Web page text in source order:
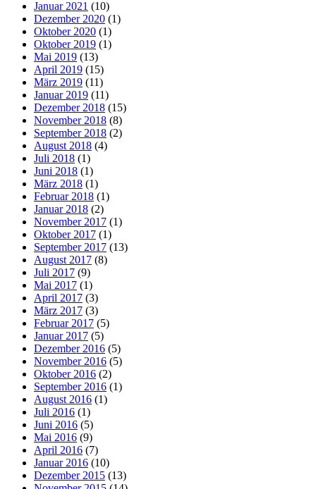
Januar 2021 (10)
Dezember 2020 (1)
Oktober 2020 (1)
Oktober 2019 (1)
Mai 2019 (13)
April 2019 (15)
März 2019 (11)
Januar 2019 (11)
Dezember 2018 (15)
November 2018 (8)
September 2018 (2)
August 2018 (4)
Juli 2018 (1)
Juni 2018 (1)
März 2018 (1)
Februar 2018 (1)
Januar 2018 (2)
November 2017 (1)
Oktober 2017 (1)
September 2017 (13)
August 2017 (8)
Juli 2017 (9)
Mai 2017 (1)
April 2017 (3)
März 2017 (3)
Februar 2017 (5)
Januar 2017 (5)
Dezember 2016 (5)
November 2016 (5)
Oktober 2016 (2)
September 2016 (1)
August 2016 (1)
Juli 2016 (1)
Juni 2016 (5)
Mai 2016 (9)
April 2016 (7)
Januar 2016 (10)
Dezember 2015 (13)